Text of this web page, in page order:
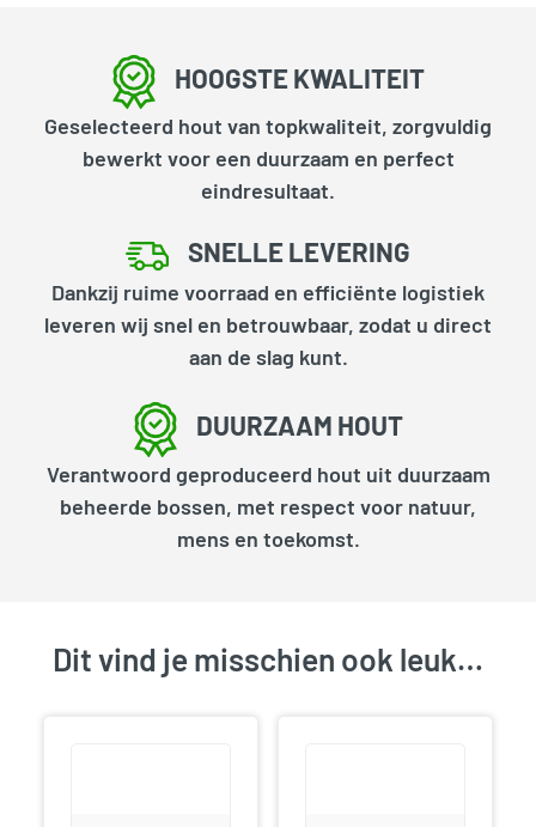
HOOGSTE KWALITEIT
Geselecteerd hout van topkwaliteit, zorgvuldig
bewerkt voor een duurzaam en perfect
eindresultaat.
SNELLE LEVERING
Dankzij ruime voorraad en efficiënte logistiek
leveren wij snel en betrouwbaar, zodat u direct
aan de slag kunt.
DUURZAAM HOUT
Verantwoord geproduceerd hout uit duurzaam
beheerde bossen, met respect voor natuur,
mens en toekomst.
Dit vind je misschien ook leuk…